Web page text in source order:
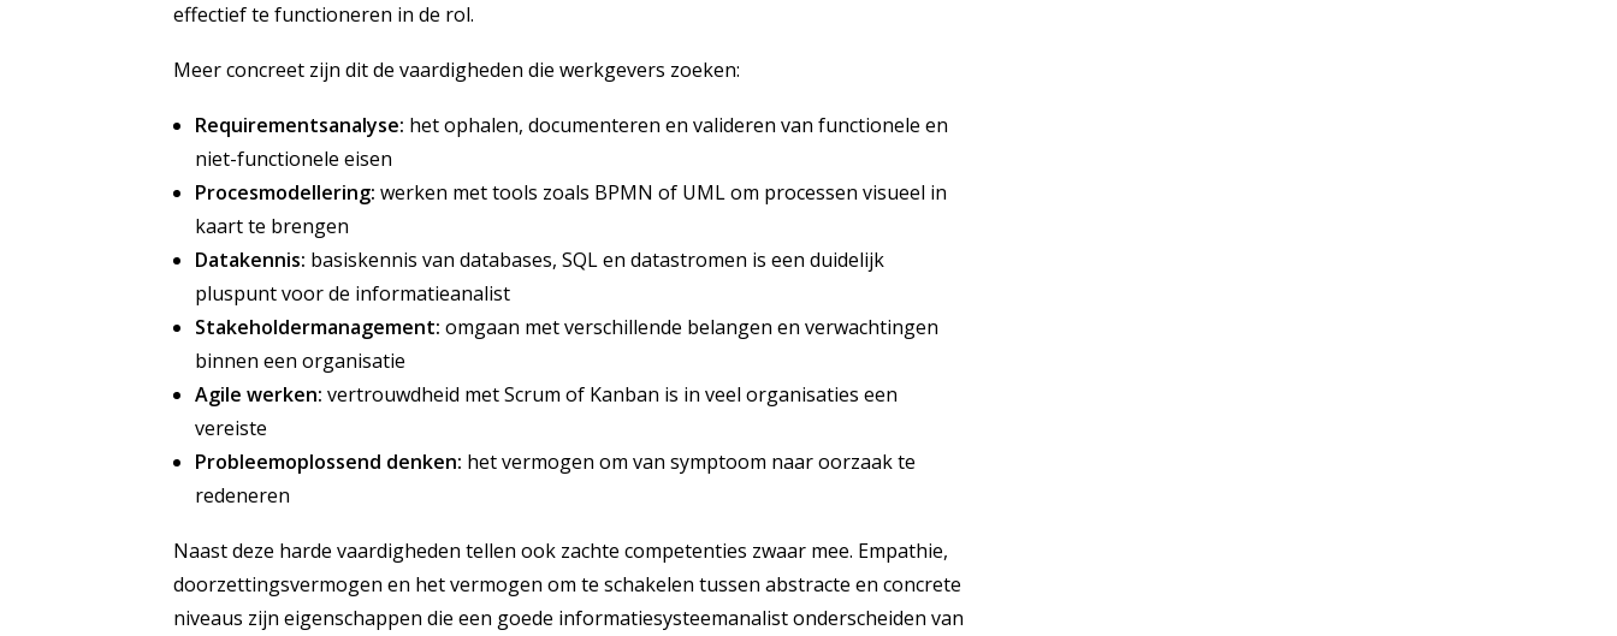
effectief te functioneren in de rol.
Meer concreet zijn dit de vaardigheden die werkgevers zoeken:
Requirementsanalyse: het ophalen, documenteren en valideren van functionele en
niet-functionele eisen
Procesmodellering: werken met tools zoals BPMN of UML om processen visueel in
kaart te brengen
Datakennis: basiskennis van databases, SQL en datastromen is een duidelijk
pluspunt voor de informatieanalist
Stakeholdermanagement: omgaan met verschillende belangen en verwachtingen
binnen een organisatie
Agile werken: vertrouwdheid met Scrum of Kanban is in veel organisaties een
vereiste
Probleemoplossend denken: het vermogen om van symptoom naar oorzaak te
redeneren
Naast deze harde vaardigheden tellen ook zachte competenties zwaar mee. Empathie,
doorzettingsvermogen en het vermogen om te schakelen tussen abstracte en concrete
niveaus zijn eigenschappen die een goede informatiesysteemanalist onderscheiden van